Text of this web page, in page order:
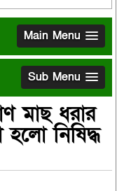
Main Menu
Sub Menu
মাছ ধরার
নিষিদ্ধ